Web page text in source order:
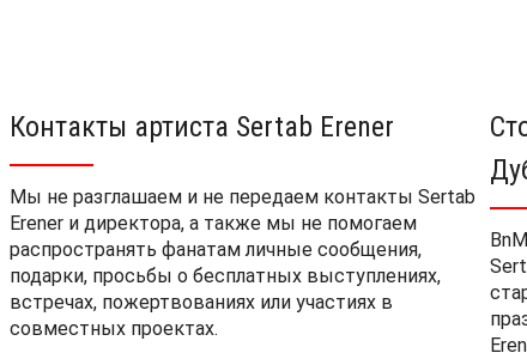
Контакты артиста Sertab Erener
Мы не разглашаем и не передаем контакты Sertab
Erener и директора, а также мы не помогаем
распространять фанатам личные сообщения,
подарки, просьбы о бесплатных выступлениях,
встречах, пожертвованиях или участиях в
совместных проектах.